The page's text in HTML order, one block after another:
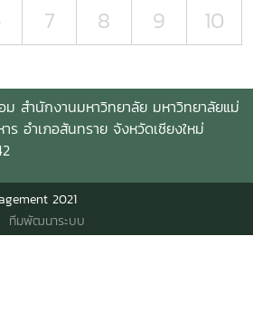
7 8 9 10
สำนักงานมหาวิทยาลัย มหาวิทยาลัยแม่
อำเภอสันทราย จังหวัดเชียงใหม่
2021
ทีมพัฒนาระบบ